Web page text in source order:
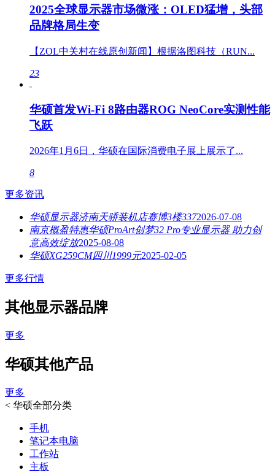
2025全球显示器市场微涨：OLED猛增，头部
品牌格局生变
【ZOL中关村在线原创新闻】根据洛图科技（RUN...
23
华硕首发Wi-Fi 8路由器ROG NeoCore实测性能
飞跃
2026年1月6日，华硕在国际消费电子展上展示了...
8
更多资讯
华硕显示器济南天骄装机店赛博3楼3372026-07-08
南京概盈特惠华硕ProArt创梦32 Pro专业显示器 助力创
意高效绽放2025-08-08
华硕XG259CM四川1999元2025-02-05
更多行情
其他显示器品牌
更多
华硕其他产品
更多
< 华硕全部分类
手机
笔记本电脑
工作站
主板